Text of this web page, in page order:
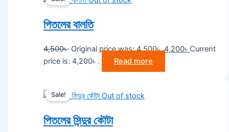
পিতলের বালতি
4,500৳ Original price was: 4,500৳ .4,200৳ Current
price is: 4,200৳ .
Read more
Out of stock
Sale!
পিতলের সিন্দুর কৌটা